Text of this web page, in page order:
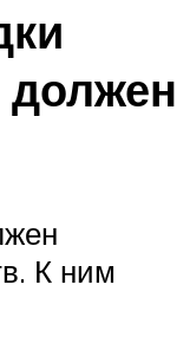
должен
К ним